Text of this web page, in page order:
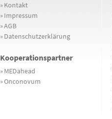
»Kontakt
»Impressum
»AGB
»Datenschutzerklärung
Kooperationspartner
»MEDahead
»Onconovum